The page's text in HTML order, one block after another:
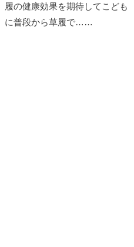
履の健康効果を期待してこども
に普段から草履で……